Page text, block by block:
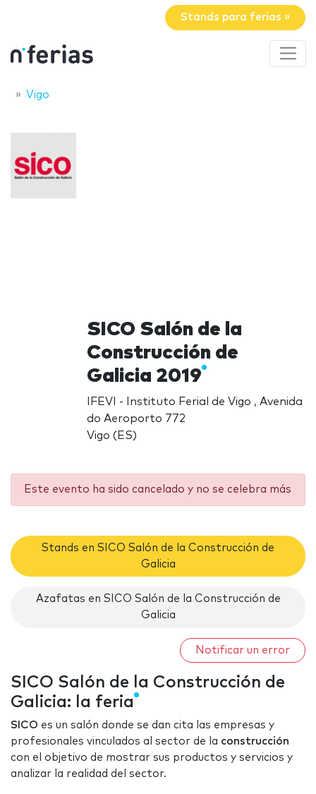
Stands para ferias »
Vigo
SICO Salón de la
Construcción de
Galicia 2019
IFEVI - Instituto Ferial de Vigo , Avenida
do Aeroporto 772
Vigo (ES)
Este evento ha sido cancelado y no se celebra más
Stands en SICO Salón de la Construcción de
Galicia
Azafatas en SICO Salón de la Construcción de
Galicia
Notificar un error
SICO Salón de la Construcción de
Galicia: la feria
SICO es un salón donde se dan cita las empresas y
profesionales vinculados al sector de la construcción
con el objetivo de mostrar sus productos y servicios y
analizar la realidad del sector.